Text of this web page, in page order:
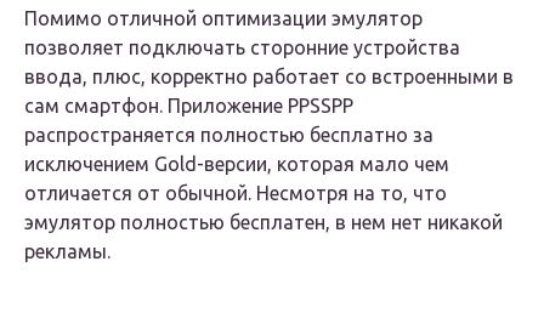
Помимо отличной оптимизации эмулятор
позволяет подключать сторонние устройства
ввода, плюс, корректно работает со встроенными в
сам смартфон. Приложение PPSSPP
распространяется полностью бесплатно за
исключением Gold-версии, которая мало чем
отличается от обычной. Несмотря на то, что
эмулятор полностью бесплатен, в нем нет никакой
рекламы.